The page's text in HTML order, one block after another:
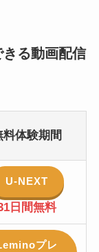
る動画配信
料体験期間
U-NEXT
日間無料
プレ